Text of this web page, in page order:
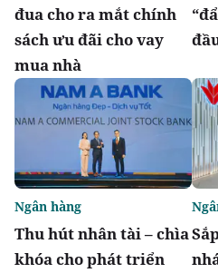
đua cho ra mắt chính
sách ưu đãi cho vay
mua nhà
Thu hút nhân tài – chìa
khóa cho phát triển
Ngân hàng